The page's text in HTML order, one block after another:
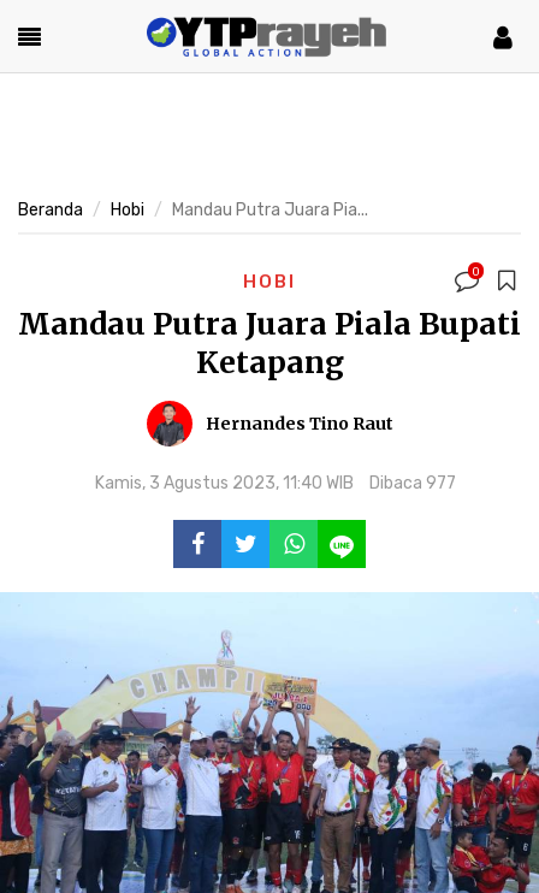
Beranda Hobi Mandau Putra Juara Pia...
HOBI 0
Mandau Putra Juara Piala Bupati
Ketapang
Hernandes Tino Raut
Kamis, 3 Agustus 2023, 11:40 WIB Dibaca 977